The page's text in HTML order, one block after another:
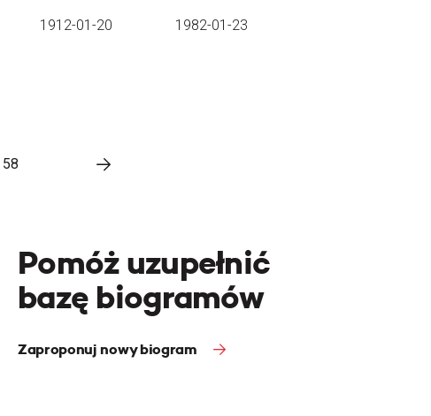
1912-01-20 1982-01-23
58
Pomóż uzupełnić
bazę biogramów
Zaproponuj nowy biogram